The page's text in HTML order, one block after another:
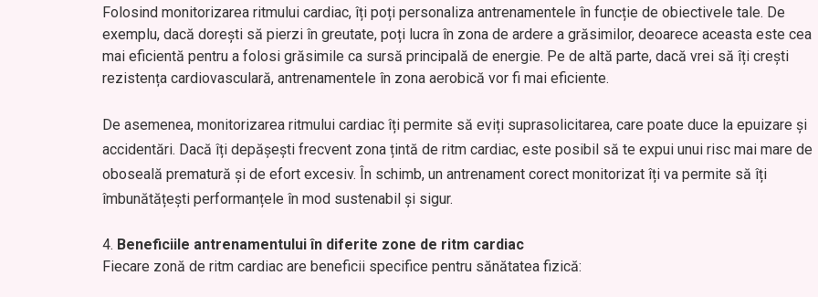
Folosind monitorizarea ritmului cardiac, îți poți personaliza antrenamentele în funcție de obiectivele tale. De
exemplu, dacă dorești să pierzi în greutate, poți lucra în zona de ardere a grăsimilor, deoarece aceasta este cea
mai eficientă pentru a folosi grăsimile ca sursă principală de energie. Pe de altă parte, dacă vrei să îți crești
rezistența cardiovasculară, antrenamentele în zona aerobică vor fi mai eficiente.
De asemenea, monitorizarea ritmului cardiac îți permite să eviți suprasolicitarea, care poate duce la epuizare și
accidentări. Dacă îți depășești frecvent zona țintă de ritm cardiac, este posibil să te expui unui risc mai mare de
oboseală prematură și de efort excesiv. În schimb, un antrenament corect monitorizat îți va permite să îți
îmbunătățești performanțele în mod sustenabil și sigur.
Beneficiile antrenamentului în diferite zone de ritm cardiac
Fiecare zonă de ritm cardiac are beneficii specifice pentru sănătatea fizică: